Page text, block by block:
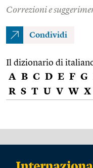
Correzioni e
Condividi
Il dizionario di
A B C D E F G
R S T U V W X